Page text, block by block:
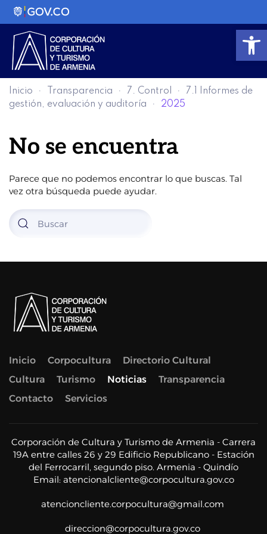
Inicio Transparencia 7. Control
7.1 Informes de
gestión, evaluación y auditoría
2025
No se encuentra
Parece que no podemos encontrar lo que buscas. Tal
vez otra búsqueda puede ayudar.
Inicio Corpocultura
Directorio Cultural
Cultura
Turismo Noticias
Transparencia
Contacto
Servicios
Corporación de Cultura y Turismo de Armenia - Carrera
19A entre calles 26 y 29 Edificio Republicano - Estación
del Ferrocarril, segundo piso. Armenia - Quindío
Email: atencionalcliente@corpocultura.gov.co
atencioncliente.corpocultura@gmail.com
direccion@corpocultura.gov.co